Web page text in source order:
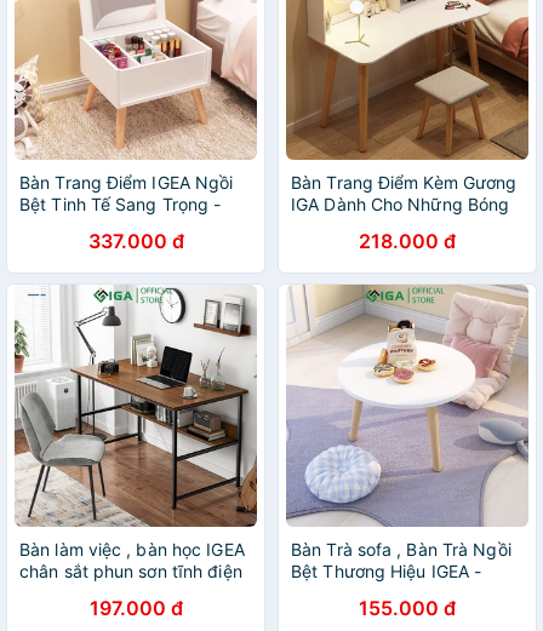
Bàn Trang Điểm IGEA Ngồi
Bệt Tinh Tế Sang Trọng -
337.000 đ
Bàn Trang Điểm Kèm Gương
IGA Dành Cho Những Bóng
Skincare - GP84
218.000 đ
Bàn làm việc , bàn học IGEA
chân sắt phun sơn tĩnh điện
khi sử dụng197.000 đ
Bàn Trà sofa , Bàn Trà Ngồi
Bệt Thương Hiệu IGEA -
155.000 đ